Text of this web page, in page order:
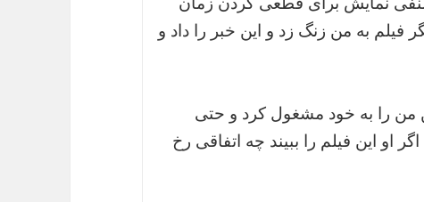
فیلم به من زنگ زد و این خبر را داد و
من را به خود مشغول کرد و حتی
او این فیلم را ببیند چه اتفاقی رخ